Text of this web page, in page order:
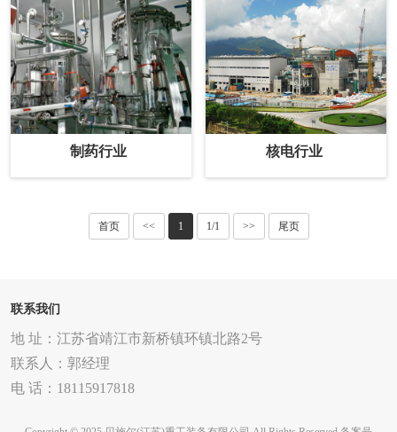
制药行业 核电行业
首页 << 1 1/1 >> 尾页
联系我们
地 址：江苏省靖江市新桥镇环镇北路2号
联系人：郭经理
电 话：18115917818